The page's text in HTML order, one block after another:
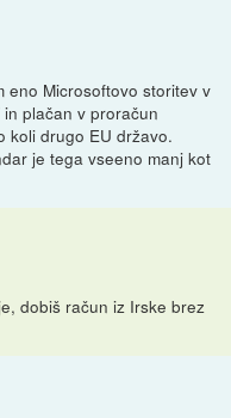
eno Microsoftovo storitev v
plačan v proračun
koli drugo EU državo.
je tega vseeno manj kot
dobiš račun iz Irske brez